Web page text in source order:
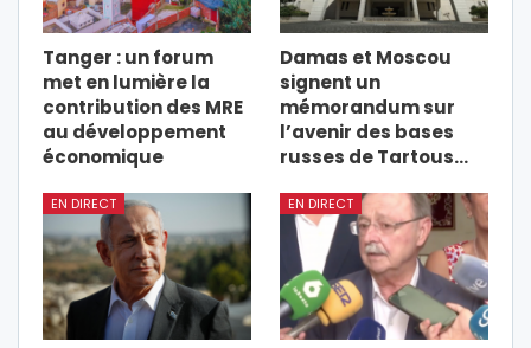
Tanger : un forum
met en lumière la
contribution des MRE
au développement
économique
Damas et Moscou
signent un
mémorandum sur
l’avenir des bases
russes de Tartous…
EN DIRECT EN DIRECT